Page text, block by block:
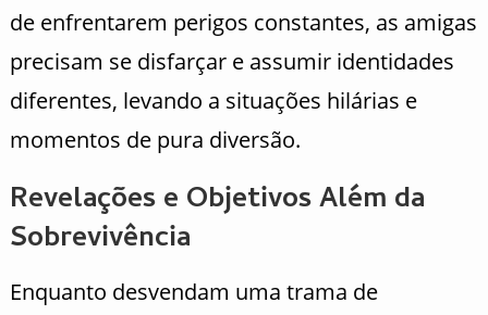
de enfrentarem perigos constantes, as amigas
precisam se disfarçar e assumir identidades
diferentes, levando a situações hilárias e
momentos de pura diversão.
Revelações e Objetivos Além da
Sobrevivência
Enquanto desvendam uma trama de